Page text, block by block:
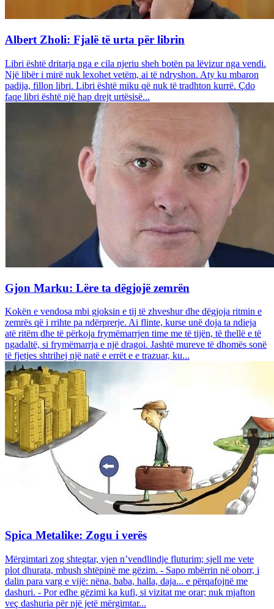
Albert Zholi: Fjalë të urta për librin
Libri është dritarja nga e cila njeriu sheh botën pa lëvizur nga vendi.
Një libër i mirë nuk lexohet vetëm, ai të ndryshon. Aty ku mbaron
padija, fillon libri. Libri është miku që nuk të tradhton kurrë. Çdo
faqe libri është një hap drejt urtësisë...
Gjon Marku: Lëre ta dëgjojë zemrën
Kokën e vendosa mbi gjoksin e tij të zhveshur dhe dëgjoja ritmin e
zemrës që i rrihte pa ndërprerje. Ai flinte, kurse unë doja ta ndieja
atë ritëm dhe të përkoja frymëmarrjen time me të tijën, të thellë e të
ngadaltë, si frymëmarrja e një dragoi. Jashtë mureve të dhomës sonë
të fjetjes shtrihej një natë e errët e e trazuar, ku...
Spica Metalike: Zogu i verës
Mërgimtari zog shtegtar, vjen n’vendlindje fluturim; sjell me vete
plot dhurata, mbush shtëpinë me gëzim. - Sapo mbërrin në oborr, i
dalin para varg e vijë: nëna, baba, halla, daja... e përqafojnë me
dashuri. - Por edhe gëzimi ka kufi, si vizitat me orar; nuk mjafton
veç dashuria për një jetë mërgimtar...